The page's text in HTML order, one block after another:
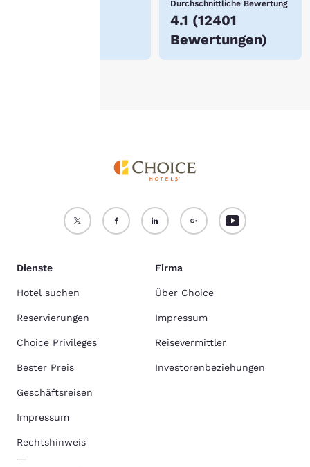
Durchschnittliche Bewertung
4.1 (12401
Bewertungen)
Alle Cookies akzeptieren Alle Cookies ablehnen
Dienste
Hotel suchen
Reservierungen
Choice Privileges
Bester Preis
Geschäftsreisen
Impressum
Rechtshinweis
Firma
Über Choice
Impressum
Reisevermittler
Investorenbeziehungen